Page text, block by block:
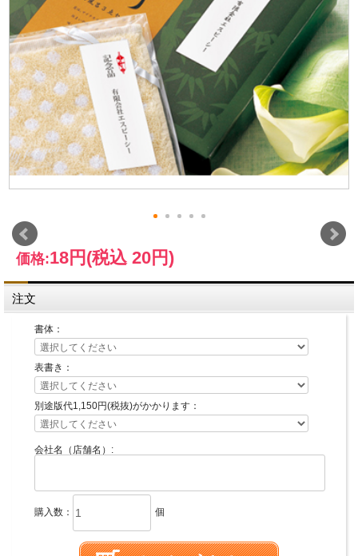
～50,000円 50,001円～
価格:18円 (税込 20円)
注文
書体：
表書き：
別途版代1,150円(税抜)がかかります：
会社名（店舗名）:
購入数： 個